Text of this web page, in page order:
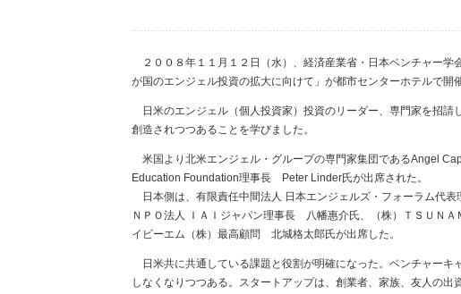
２００８年１１月１２日（水）、経済産業省・日本ベンチャー
が国のエンジェル投資の拡大に向けて」が都市センターホテルで開
日米のエンジェル（個人投資家）投資のリーダー、専門家を招
創造されつつあることを学びました。
米国より北米エンジェル・グループの専門家集団であるAngel
Education Foundation理事長 Peter Linder氏が出席された。
日本側は、有限責任中間法人 日本エンジェルズ・フォーラム代表
ＮＰＯ法人 ＩＡＩジャパン理事長 八幡惠介氏、（株）ＴＳＵＮ
イビーエム（株）最高顧問 北城格太郎氏が出席した。
日米共に共通している課題と役割が明確になった。ベンチャーキ
しなくなりつつある。スタートアップは、創業者、家族、友人の